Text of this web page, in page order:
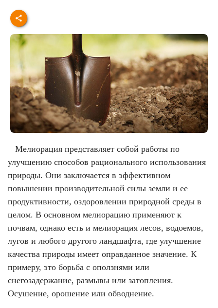
Мелиорация представляет собой работы по
улучшению способов рационального использования
природы. Они заключается в эффективном
повышении производительной силы земли и ее
продуктивности, оздоровлении природной среды в
целом. В основном мелиорацию применяют к
почвам, однако есть и мелиорация лесов, водоемов,
лугов и любого другого ландшафта, где улучшение
качества природы имеет оправданное значение. К
примеру, это борьба с оползнями или
снегозадержание, размывы или затопления.
Осушение, орошение или обводнение.